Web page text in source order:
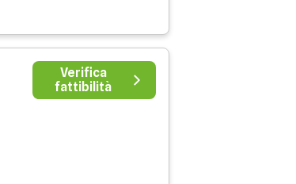
Verifica
fattibilità